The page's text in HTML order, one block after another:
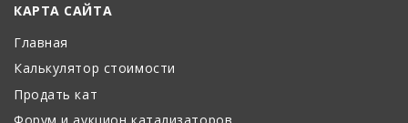
КАРТА САЙТА
Главная
Калькулятор стоимости
Продать кат